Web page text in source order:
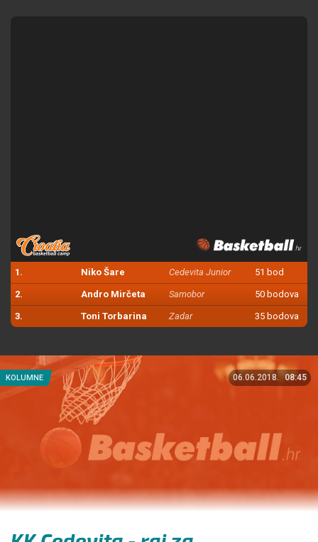
1. Niko Šare Cedevita Junior 51 bod
2. Andro Mirčeta Samobor 50 bodova
3. Toni Torbarina Zadar 35 bodova
KOLUMNE 06.06.2018. 08:45